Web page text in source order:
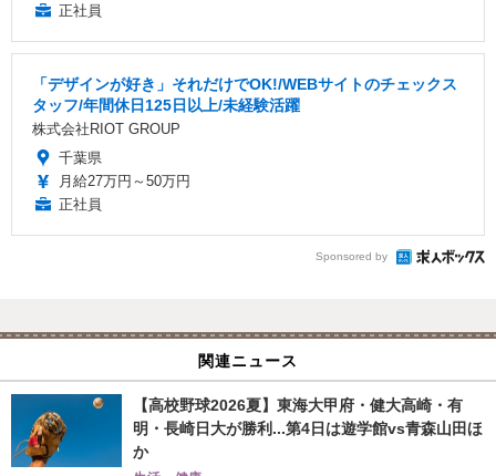
正社員
「デザインが好き」それだけでOK!/WEBサイトのチェックス
タッフ/年間休日125日以上/未経験活躍
株式会社RIOT GROUP
千葉県
月給27万円～50万円
正社員
Sponsored by
関連ニュース
【高校野球2026夏】東海大甲府・健大高崎・有
明・長崎日大が勝利...第4日は遊学館vs青森山田ほ
か